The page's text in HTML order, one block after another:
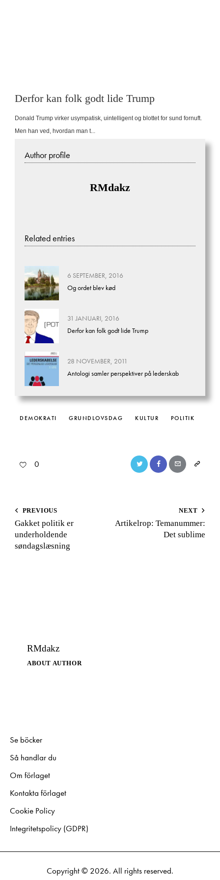
Derfor kan folk godt lide Trump
Donald Trump virker usympatisk, uintelligent og blottet for sund fornuft.
Men han ved, hvordan man t...
Author profile
RMdakz
Related entries
6 SEPTEMBER, 2016
Og ordet blev kød
31 JANUARI, 2016
Derfor kan folk godt lide Trump
28 NOVEMBER, 2011
Antologi samler perspektiver på lederskab
DEMOKRATI GRUNDLOVSDAG KULTUR POLITIK
0 Twitter FacebookEmail
Copy
clipboard
Inläggsnavigering
PREVIOUS
Gakket politik er
underholdende
søndagslæsning
NEXT
Artikelrop: Temanummer:
Det sublime
RMdakz
ABOUT AUTHOR
Se böcker
Så handlar du
Om förlaget
Kontakta förlaget
Cookie Policy
Integritetspolicy (GDPR)
Copyright © 2026. All rights reserved.